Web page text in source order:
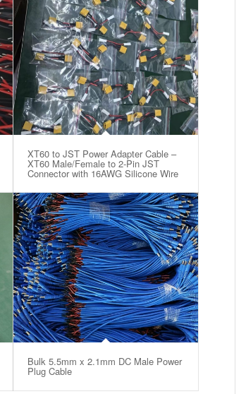
XT60 to JST Power Adapter Cable –
XT60 Male/Female to 2-Pin JST
Connector with 16AWG Silicone Wire
Bulk 5.5mm x 2.1mm DC Male Power
Plug Cable